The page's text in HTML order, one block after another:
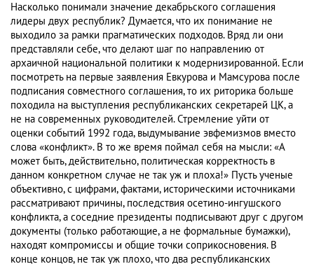
Насколько понимали значение декабрьского соглашения
лидеры двух республик? Думается, что их понимание не
выходило за рамки прагматических подходов. Вряд ли они
представляли себе, что делают шаг по направлению от
архаичной национальной политики к модернизированной. Если
посмотреть на первые заявления Евкурова и Мамсурова после
подписания совместного соглашения, то их риторика больше
походила на выступления республиканских секретарей ЦК, а
не на современных руководителей. Стремление уйти от
оценки событий 1992 года, выдумывание эвфемизмов вместо
слова «конфликт». В то же время поймал себя на мысли: «А
может быть, действительно, политическая корректность в
данном конкретном случае не так уж и плоха!» Пусть ученые
объективно, с цифрами, фактами, историческими источниками
рассматривают причины, последствия осетино-ингушского
конфликта, а соседние президенты подписывают друг с другом
документы (только работающие, а не формальные бумажки),
находят компромиссы и общие точки соприкосновения. В
конце концов, не так уж плохо, что два республиканских